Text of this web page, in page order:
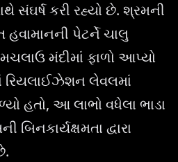
સંઘર્ષ કરી રહ્યો છે. શ્રમની
પેટર્ને ચાલુ
મંદીમાં ફાળો આપ્યો
રિયલાઈઝેશન લેવલમાં
હતો, આ લાભો વધેલા ભાડા
દ્વારા